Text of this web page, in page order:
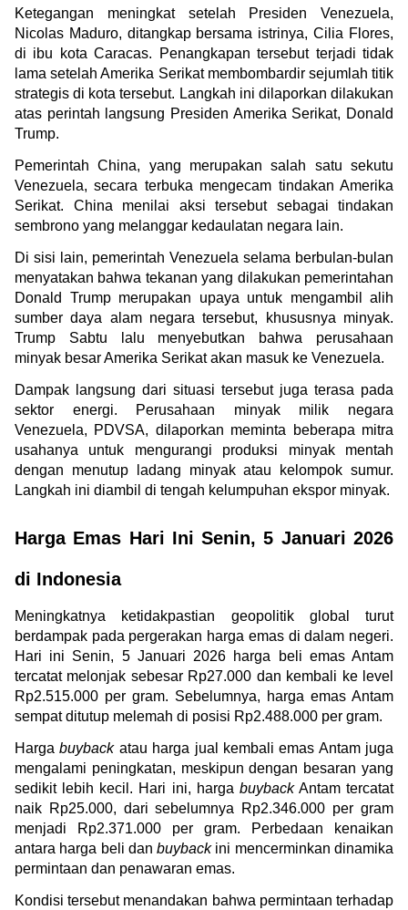
Ketegangan meningkat setelah Presiden Venezuela,
Nicolas Maduro, ditangkap bersama istrinya, Cilia Flores,
di ibu kota Caracas. Penangkapan tersebut terjadi tidak
lama setelah Amerika Serikat membombardir sejumlah titik
strategis di kota tersebut. Langkah ini dilaporkan dilakukan
atas perintah langsung Presiden Amerika Serikat, Donald
Trump.
Pemerintah China, yang merupakan salah satu sekutu
Venezuela, secara terbuka mengecam tindakan Amerika
Serikat. China menilai aksi tersebut sebagai tindakan
sembrono yang melanggar kedaulatan negara lain.
Di sisi lain, pemerintah Venezuela selama berbulan-bulan
menyatakan bahwa tekanan yang dilakukan pemerintahan
Donald Trump merupakan upaya untuk mengambil alih
sumber daya alam negara tersebut, khususnya minyak.
Trump Sabtu lalu menyebutkan bahwa perusahaan
minyak besar Amerika Serikat akan masuk ke Venezuela.
Dampak langsung dari situasi tersebut juga terasa pada
sektor energi. Perusahaan minyak milik negara
Venezuela, PDVSA, dilaporkan meminta beberapa mitra
usahanya untuk mengurangi produksi minyak mentah
dengan menutup ladang minyak atau kelompok sumur.
Langkah ini diambil di tengah kelumpuhan ekspor minyak.
Harga Emas Hari Ini Senin, 5 Januari 2026
di Indonesia
Meningkatnya ketidakpastian geopolitik global turut
berdampak pada pergerakan harga emas di dalam negeri.
Hari ini Senin, 5 Januari 2026 harga beli emas Antam
tercatat melonjak sebesar Rp27.000 dan kembali ke level
Rp2.515.000 per gram. Sebelumnya, harga emas Antam
sempat ditutup melemah di posisi Rp2.488.000 per gram.
Harga buyback atau harga jual kembali emas Antam juga
mengalami peningkatan, meskipun dengan besaran yang
sedikit lebih kecil. Hari ini, harga buyback Antam tercatat
naik Rp25.000, dari sebelumnya Rp2.346.000 per gram
menjadi Rp2.371.000 per gram. Perbedaan kenaikan
antara harga beli dan buyback ini mencerminkan dinamika
permintaan dan penawaran emas.
Kondisi tersebut menandakan bahwa permintaan terhadap